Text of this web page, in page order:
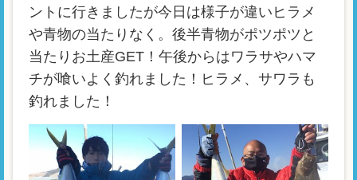
ントに行きましたが今日は様子が違いヒラメ
や青物の当たりなく。後半青物がポツポツと
当たりお土産GET！午後からはワラサやハマ
チが喰いよく釣れました！ヒラメ、サワラも
釣れました！